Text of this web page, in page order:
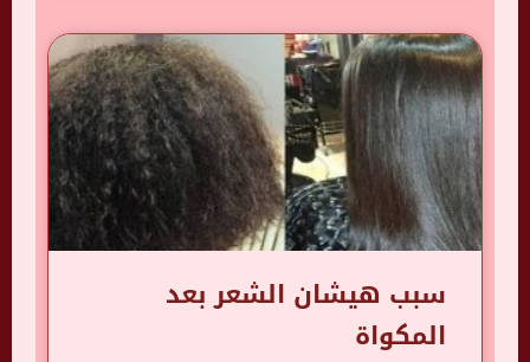
سبب هيشان الشعر بعد
المكواة